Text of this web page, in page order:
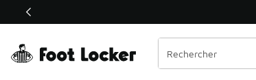
Ce lien ouvrira une nouvelle fenêtre